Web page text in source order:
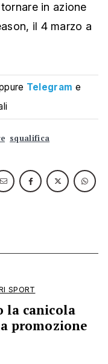
in azione
il 4 marzo a
Telegram e
squalifica
SPORT
la canicola
promozione